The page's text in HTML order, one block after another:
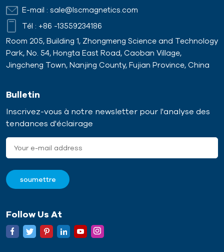
E-mail : sale@lscmagnetics.com
Tél : +86 -13559234186
Room 205, Building 1, Zhongmeng Science and Technology
Park, No. 54, Hongta East Road, Caoban Village,
Jingcheng Town, Nanjing County, Fujian Province, China
Bulletin
Inscrivez-vous à notre newsletter pour l'analyse des
tendances d'éclairage
Follow Us At